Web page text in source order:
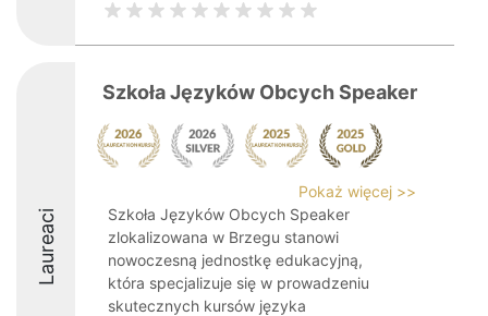
Laureaci
Szkoła Języków Obcych Speaker
Pokaż więcej >>
Szkoła Języków Obcych Speaker
zlokalizowana w Brzegu stanowi
nowoczesną jednostkę edukacyjną,
która specjalizuje się w prowadzeniu
skutecznych kursów języka